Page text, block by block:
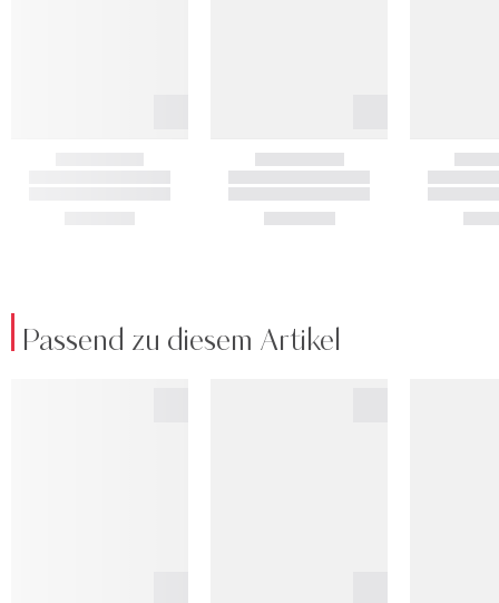
Passend zu diesem Artikel